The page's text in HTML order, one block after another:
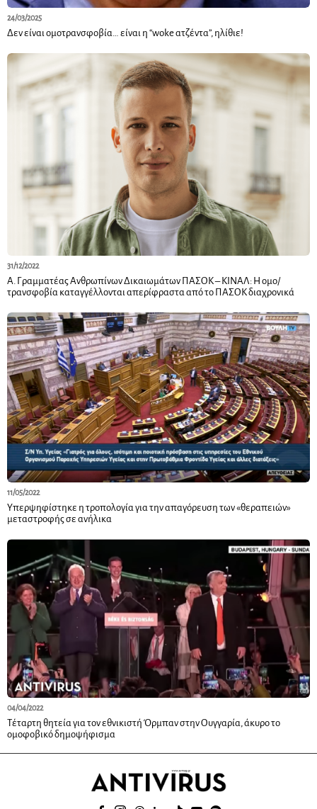
24/03/2025
Δεν είναι ομοτρανσφοβία… είναι η “woke ατζέντα”, ηλίθιε!
31/12/2022
Α. Γραμματέας Ανθρωπίνων Δικαιωμάτων ΠΑΣΟΚ – ΚΙΝΑΛ: Η ομο/
τρανσφοβία καταγγέλλονται απερίφραστα από το ΠΑΣΟΚ διαχρονικά
11/05/2022
Υπερψηφίστηκε η τροπολογία για την απαγόρευση των «θεραπειών»
μεταστροφής σε ανήλικα
04/04/2022
Τέταρτη θητεία για τον εθνικιστή Όρμπαν στην Ουγγαρία, άκυρο το
ομοφοβικό δημοψήφισμα